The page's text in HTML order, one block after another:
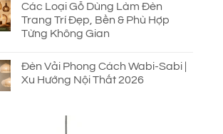
Các Loại Gỗ Dùng Làm Đèn
Trang Trí Đẹp, Bền & Phù Hợp
Từng Không Gian
Đèn Vải Phong Cách Wabi-Sabi |
Xu Hướng Nội Thất 2026